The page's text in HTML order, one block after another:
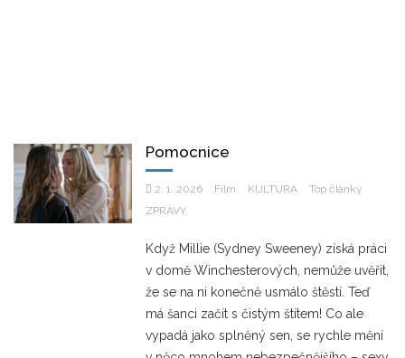
Pomocnice
2. 1. 2026 Film KULTURA
Top články
ZPRÁVY
Když Millie (Sydney Sweeney) získá práci
v domě Winchesterových, nemůže uvěřit,
že se na ni konečně usmálo štěstí. Teď
má šanci začít s čistým štítem! Co ale
vypadá jako splněný sen, se rychle mění